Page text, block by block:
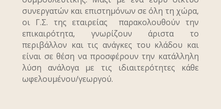
συνεργατών και επιστημόνων σε όλη τη χώρα,
οι Γ.Σ. της εταιρείας παρακολουθούν την
επικαιρότητα, γνωρίζουν άριστα το
περιβάλλον και τις ανάγκες του κλάδου και
είναι σε θέση να προσφέρουν την κατάλληλη
λύση ανάλογα με τις ιδιαιτερότητες κάθε
ωφελουμένου/γεωργού.